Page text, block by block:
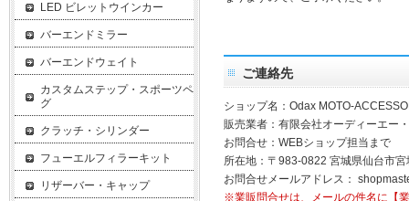
ご連絡先
ショップ名：Odax MOTO-
販売業者：有限会社オーディーエー
お問合せ：WEBショップ担当まで
所在地：〒983-0822 宮城県仙台市
お問合せメールアドレス：
※業販問合せは、メールの件名に【
LED ビレットウインカー
バーエンドミラー
バーエンドウェイト
カスタムステップ・スポーツペ
グ
クラッチ・シリンダー
フューエルフィラーキット
リザーバー・キャップ